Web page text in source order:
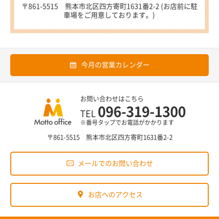
〒861-5515 熊本市北区四方寄町1631番2-2 (お店前に駐
車場をご用意しております。)
今月の営業カレンダー
お問い合わせはこちら
TEL 096-319-1300
※番号タップでお電話がかかります
〒861-5515 熊本市北区四方寄町1631番2-2
メールでのお問い合わせ
お店へのアクセス